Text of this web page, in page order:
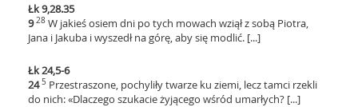
Łk 9,28.35
928 W jakieś osiem dni po tych mowach wziął z sobą Piotra,
Jana i Jakuba i wyszedł na górę, aby się modlić. [...]
Łk 24,5-6
24 5 Przestraszone, pochyliły twarze ku ziemi, lecz tamci rzekli
do nich: «Dlaczego szukacie żyjącego wśród umarłych? [...]